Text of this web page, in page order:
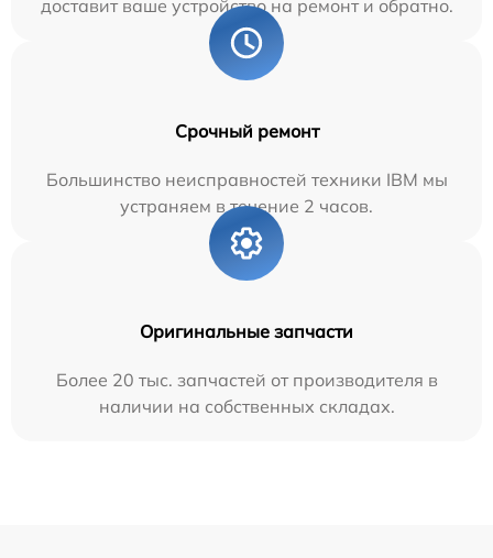
доставит ваше устройство на ремонт и обратно.
Срочный ремонт
Большинство неисправностей техники IBM мы
устраняем в течение 2 часов.
Оригинальные запчасти
Более 20 тыс. запчастей от производителя в
наличии на собственных складах.